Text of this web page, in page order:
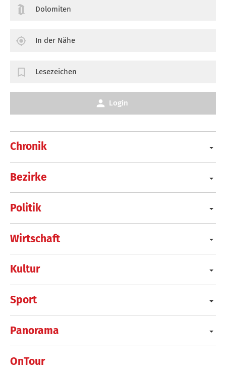
Chronik
Bezirke
Politik
Wirtschaft
Kultur
Sport
Panorama
OnTour
Dolomiten
In der Nähe
Lesezeichen
Login